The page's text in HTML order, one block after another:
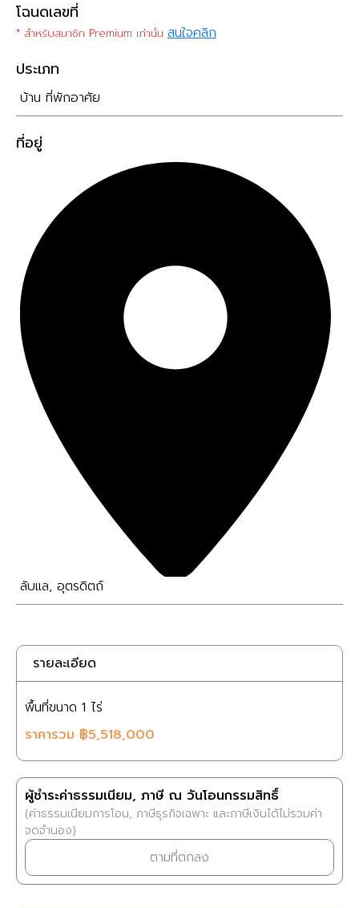
โฉนดเลขที่
* สำหรับสมาชิก Premium เท่านั้น สนใจคลิก
ประเภท
บ้าน ที่พักอาศัย
ที่อยู่
ลับแล, อุตรดิตถ์
รายละเอียด
พื้นที่ขนาด 1 ไร่
ราคารวม ฿5,518,000
ผู้ชำระค่าธรรมเนียม, ภาษี ณ วันโอนกรรมสิทธิ์
(ค่าธรรมเนียมการโอน, ภาษีธุรกิจเฉพาะ และภาษีเงินได้ไม่รวมค่า
จดจำนอง)
ตามที่ตกลง